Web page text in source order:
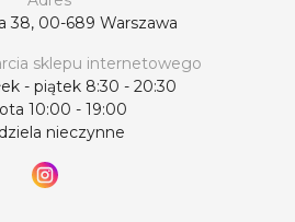
38, 00-689 Warszawa
sklepu internetowego
- piątek 8:30 - 20:30
10:00 - 19:00
nieczynne